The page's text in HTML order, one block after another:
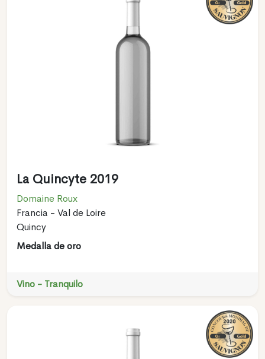
La Quincyte 2019
Domaine Roux
Francia - Val de Loire
Quincy
Medalla de oro
Vino - Tranquilo